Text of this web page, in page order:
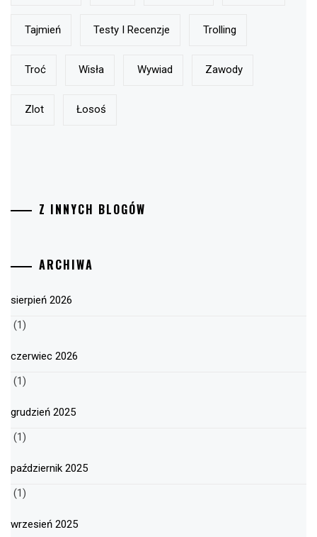
Tajmień Testy I Recenzje Trolling
Troć Wisła Wywiad Zawody
Zlot Łosoś
Z INNYCH BLOGÓW
ARCHIWA
sierpień 2026
(1)
czerwiec 2026
(1)
grudzień 2025
(1)
październik 2025
(1)
wrzesień 2025